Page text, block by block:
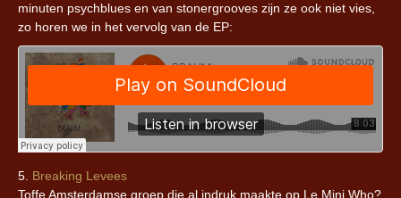
minuten psychblues en van stonergrooves zijn ze ook niet vies,
zo horen we in het vervolg van de EP:
5. Breaking Levees
Toffe Amsterdamse groep die al indruk maakte op Le Mini Who?